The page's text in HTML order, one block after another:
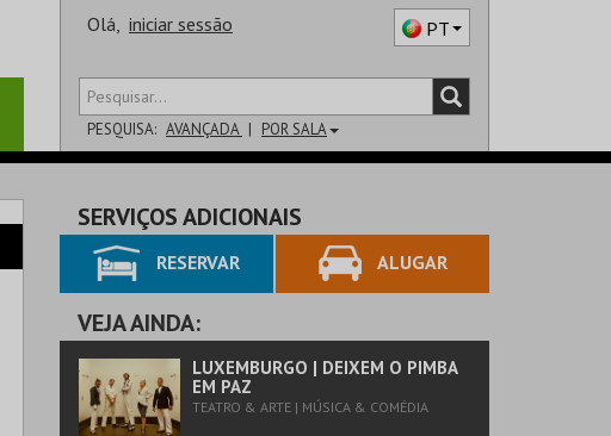
Olá, iniciar sessão PT
PESQUISA: AVANÇADA POR SALA
SALA
SERVIÇOS ADICIONAIS
RESERVAR ALUGAR
VEJA AINDA:
LUXEMBURGO | DEIXEM O PIMBA
EM PAZ
TEATRO & ARTE | MÚSICA & COMÉDIA